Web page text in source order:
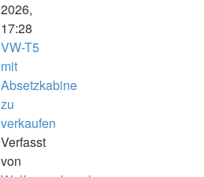
2026,
17:28
VW-T5
mit
Absetzkabine
zu
verkaufen
Verfasst
von